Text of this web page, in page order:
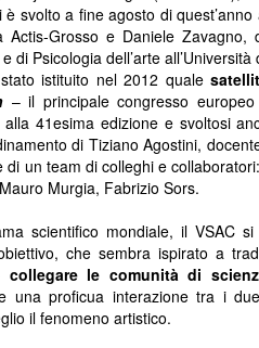
è svolto a fine agosto di quest’anno
Actis-Grosso e Daniele Zavagno,
di Psicologia dell’arte
istituito nel 2012 quale
– il principale congresso
alla 41esima edizione e svoltosi
di Tiziano Agostini,
di un team di colleghi e
Murgia, Fabrizio Sors.
scientifico mondiale, il VSAC
che sembra ispirato a
collegare le comunità di
una proficua interazione tra i
il fenomeno artistico.